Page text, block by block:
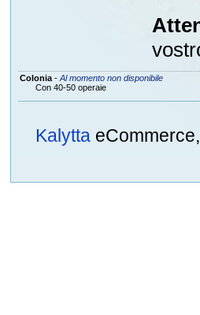
Colonia- Al momento non disponibile
Con 40-50 operaie
Kalytta